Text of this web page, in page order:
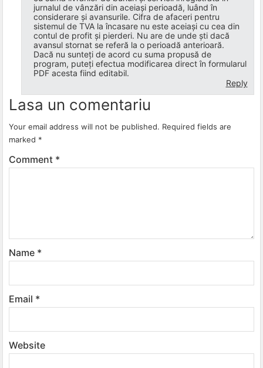
jurnalul de vânzări din aceiași perioadă, luând în
considerare și avansurile. Cifra de afaceri pentru
sistemul de TVA la încasare nu este aceiași cu cea din
contul de profit și pierderi. Nu are de unde ști dacă
avansul stornat se referă la o perioadă anterioară.
Dacă nu sunteți de acord cu suma propusă de
program, puteți efectua modificarea direct în formularul
PDF acesta fiind editabil.
Reply
Lasa un comentariu
Your email address will not be published. Required fields are
marked *
Comment *
Name *
Email *
Website